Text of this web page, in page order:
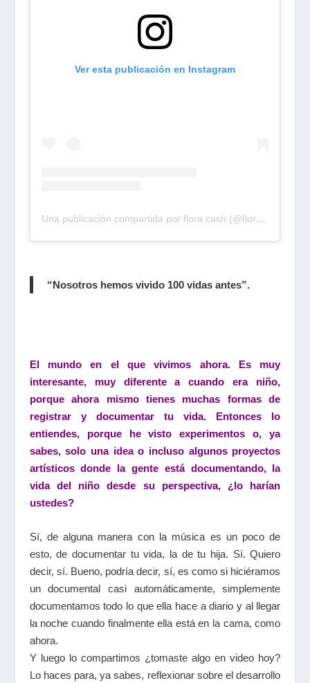
Ver esta publicación en Instagram
Una publicación compartida por flora cash (@floracash)
“Nosotros hemos vivido 100 vidas antes”.
El mundo en el que vivimos ahora. Es muy
interesante, muy diferente a cuando era niño,
porque ahora mismo tienes muchas formas de
registrar y documentar tu vida. Entonces lo
entiendes, porque he visto experimentos o, ya
sabes, solo una idea o incluso algunos proyectos
artísticos donde la gente está documentando, la
vida del niño desde su perspectiva, ¿lo harían
ustedes?
Sí, de alguna manera con la música es un poco de
esto, de documentar tu vida, la de tu hija. Sí. Quiero
decir, sí. Bueno, podría decir, sí, es como si hiciéramos
un documental casi automáticamente, simplemente
documentamos todo lo que ella hace a diario y al llegar
la noche cuando finalmente ella está en la cama, como
ahora.
Y luego lo compartimos ¿tomaste algo en video hoy?
Lo haces para, ya sabes, reflexionar sobre el desarrollo